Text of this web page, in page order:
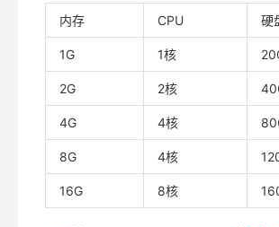
内存 CPU 硬
1G 1核
2G 2核
4G 4核
8G 4核
16G 8核